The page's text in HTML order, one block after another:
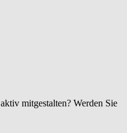
mitgestalten? Werden Sie